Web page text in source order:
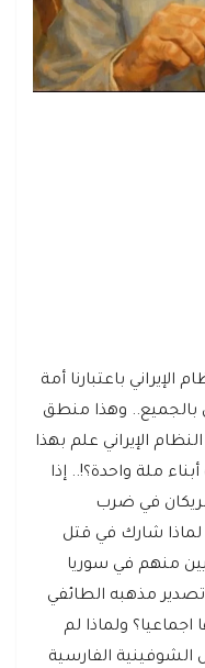
باعتبارنا أمة
وهذا منطق
الإيراني علم بهذا
ملة واحدة؟!.. إذا
في ضرب
لماذا شارك في قتل
منهم في سوريا
مذهبه الطائفي
اجماعيا؟ ولماذا لم
الفارسية